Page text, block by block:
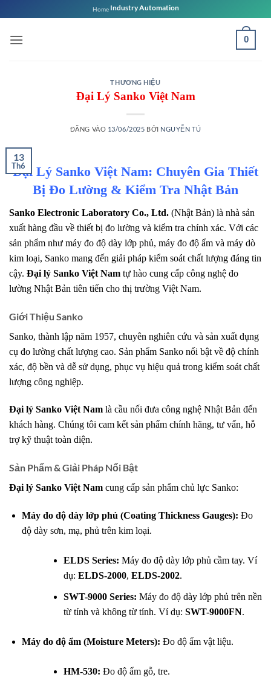
qua
nội
Home Industry Automation
0
THƯƠNG HIỆU
Đại Lý Sanko Việt Nam
ĐĂNG VÀO 13/06/2025 BỞI NGUYỄN TÚ
13
Th6
Đại Lý Sanko Việt Nam: Chuyên Gia Thiết
Bị Đo Lường & Kiểm Tra Nhật Bản
Sanko Electronic Laboratory Co., Ltd. (Nhật Bản) là nhà sản
xuất hàng đầu về thiết bị đo lường và kiểm tra chính xác. Với các
sản phẩm như máy đo độ dày lớp phủ, máy đo độ ẩm và máy dò
kim loại, Sanko mang đến giải pháp kiểm soát chất lượng đáng tin
cậy. Đại lý Sanko Việt Nam tự hào cung cấp công nghệ đo
lường Nhật Bản tiên tiến cho thị trường Việt Nam.
Giới Thiệu Sanko
Sanko, thành lập năm 1957, chuyên nghiên cứu và sản xuất dụng
cụ đo lường chất lượng cao. Sản phẩm Sanko nổi bật về độ chính
xác, độ bền và dễ sử dụng, phục vụ hiệu quả trong kiểm soát chất
lượng công nghiệp.
Đại lý Sanko Việt Nam là cầu nối đưa công nghệ Nhật Bản đến
khách hàng. Chúng tôi cam kết sản phẩm chính hãng, tư vấn, hỗ
trợ kỹ thuật toàn diện.
Sản Phẩm & Giải Pháp Nổi Bật
Đại lý Sanko Việt Nam cung cấp sản phẩm chủ lực Sanko:
Máy đo độ dày lớp phủ (Coating Thickness Gauges): Đo
độ dày sơn, mạ, phủ trên kim loại.
ELDS Series: Máy đo độ dày lớp phủ cầm tay. Ví
dụ: ELDS-2000, ELDS-2002.
SWT-9000 Series: Máy đo độ dày lớp phủ trên nền
từ tính và không từ tính. Ví dụ: SWT-9000FN.
Máy đo độ ẩm (Moisture Meters): Đo độ ẩm vật liệu.
HM-530: Đo độ ẩm gỗ, tre.